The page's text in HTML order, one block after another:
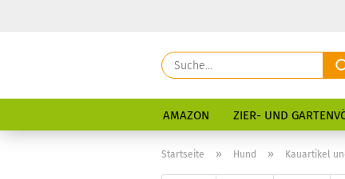
AMAZON ZIER- UND
Startseite » Hund » Kauartikel